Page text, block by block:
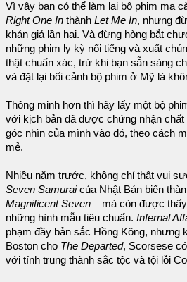
Vì vậy bạn có thể làm lại bộ phim ma
Right One In thành Let Me In, nhưng
khán giả lần hai. Và đừng hòng bắt
những phim ly kỳ nổi tiếng và xuất
thật chuẩn xác, trừ khi bạn sẵn sàng
và đặt lại bối cảnh bộ phim ở Mỹ là
Thông minh hơn thì hãy lấy một bộ
với kịch bản đã được chứng nhận
góc nhìn của mình vào đó, theo cách
mẻ.
Nhiều năm trước, không chỉ thật vui
Seven Samuraicủa Nhật Bản biến
Magnificent Seven – mà còn được
những hình mẫu tiêu chuẩn. Infernal
phạm đầy bản sắc Hồng Kông, nhưng
Boston cho The Departed, Scorsese
với tính trung thành sắc tộc và tội lỗi